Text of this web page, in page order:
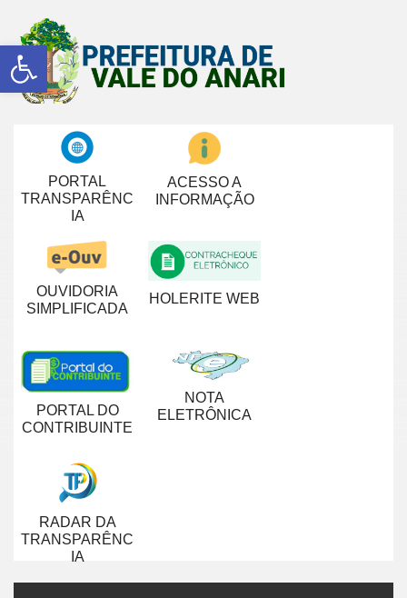
Abrir a barra de ferramentas
PORTAL
TRANSPARÊNC
IA
ACESSO A
INFORMAÇÃO
OUVIDORIA
SIMPLIFICADA
HOLERITE WEB
PORTAL DO
CONTRIBUINTE
NOTA
ELETRÔNICA
RADAR DA
TRANSPARÊNC
IA